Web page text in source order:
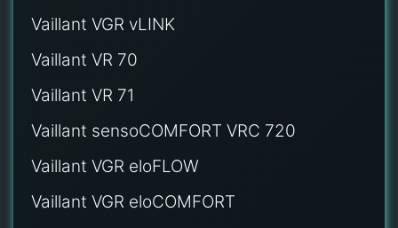
Vaillant VGR vLINK
Vaillant VR 70
Vaillant VR 71
Vaillant sensoCOMFORT VRC 720
Vaillant VGR eloFLOW
Vaillant VGR eloCOMFORT